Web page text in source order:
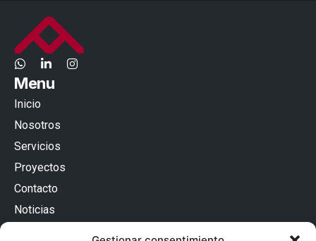
Menu
Inicio
Nosotros
Servicios
Proyectos
Contacto
Noticias